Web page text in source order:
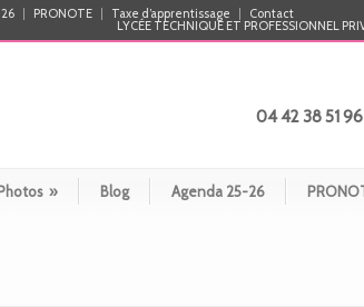
PRONOTE Taxe d’apprentissage Contact
LYCÉE TECHNIQUE ET PROFESSIONNEL
04 42 38 51
» Blog Agenda 25-26